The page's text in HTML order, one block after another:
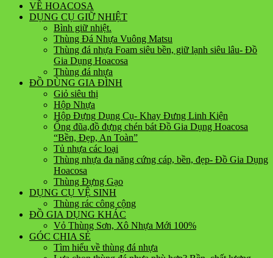
VỀ HOACOSA
DỤNG CỤ GIỮ NHIỆT
Bình giữ nhiệt.
Thùng Đá Nhựa Vuông Matsu
Thùng đá nhựa Foam siêu bền, giữ lạnh siêu lâu- Đồ
Gia Dụng Hoacosa
Thùng đá nhựa
ĐỒ DÙNG GIA ĐÌNH
Giỏ siêu thị
Hộp Nhựa
Hộp Đựng Dụng Cụ- Khay Đưng Linh Kiện
Ống đũa,đồ đựng chén bát Đồ Gia Dụng Hoacosa
“Bền, Đẹp, An Toàn”
Tủ nhựa các loại
Thùng nhựa đa năng cứng cáp, bền, đẹp- Đồ Gia Dụng
Hoacosa
Thùng Đựng Gạo
DỤNG CỤ VỆ SINH
Thùng rác công cộng
ĐỒ GIA DỤNG KHÁC
Vỏ Thùng Sơn, Xô Nhựa Mới 100%
GÓC CHIA SẺ
Tìm hiểu về thùng đá nhựa